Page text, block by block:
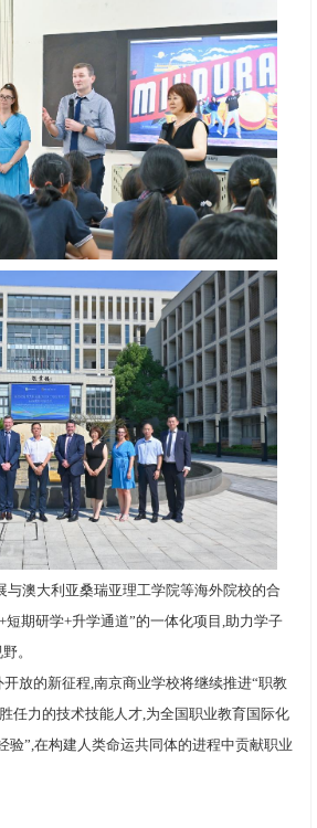
与澳大利亚桑瑞亚理工学院等海外院校的合
短期研学+升学通道”的一体化项目,助力学子
。
放的新征程,南京商业学校将继续推进“职教
任力的技术技能人才,为全国职业教育国际化
验”,在构建人类命运共同体的进程中贡献职业